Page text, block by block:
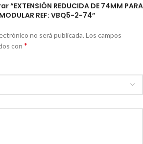
REDUCIDA DE 74MM PARA
REF: VBQ5-2-74”
no será publicada. Los campos
con *